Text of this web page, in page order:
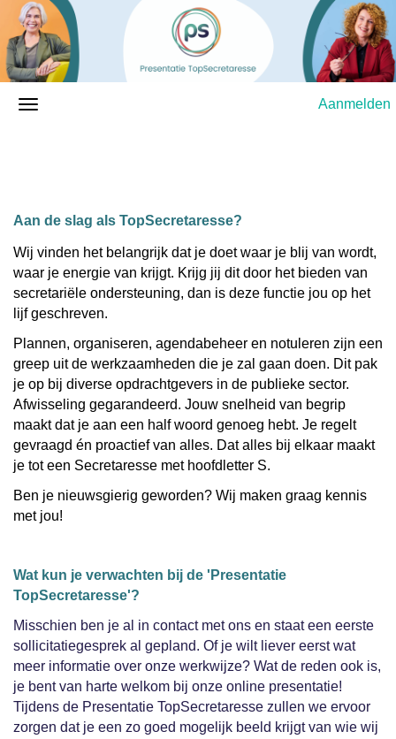
Aanmelden
Aan de slag als TopSecretaresse?
Wij vinden het belangrijk dat je doet waar je blij van wordt,
waar je energie van krijgt. Krijg jij dit door het bieden van
secretariële ondersteuning, dan is deze functie jou op het
lijf geschreven.
Plannen, organiseren, agendabeheer en notuleren zijn een
greep uit de werkzaamheden die je zal gaan doen. Dit pak
je op bij diverse opdrachtgevers in de publieke sector.
Afwisseling gegarandeerd. Jouw snelheid van begrip
maakt dat je aan een half woord genoeg hebt. Je regelt
gevraagd én proactief van alles. Dat alles bij elkaar maakt
je tot een Secretaresse met hoofdletter S.
Ben je nieuwsgierig geworden? Wij maken graag kennis
met jou!
Wat kun je verwachten bij de 'Presentatie
TopSecretaresse'?
Misschien ben je al in contact met ons en staat een eerste
sollicitatiegesprek al gepland. Of je wilt liever eerst wat
meer informatie over onze werkwijze? Wat de reden ook is,
je bent van harte welkom bij onze online presentatie!
Tijdens de Presentatie TopSecretaresse zullen we ervoor
zorgen dat je een zo goed mogelijk beeld krijgt van wie wij